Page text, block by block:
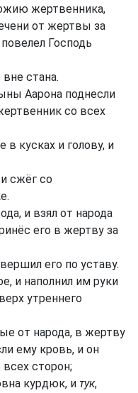
жертвенника,
от жертвы за
Господь
стана.
Аарона поднесли
со всех
кусках и голову, и
сжёг со
и взял от народа
его в жертву за
его по уставу.
и наполнил им руки
утреннего
от народа, в жертву
ему кровь, и он
сторон;
курдюк, и тук,